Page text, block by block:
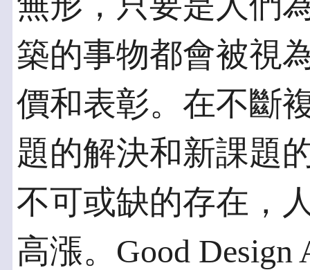
築的事物都會被視
價和表彰。在不斷
題的解決和新課題
不可或缺的存在，
高漲。Good